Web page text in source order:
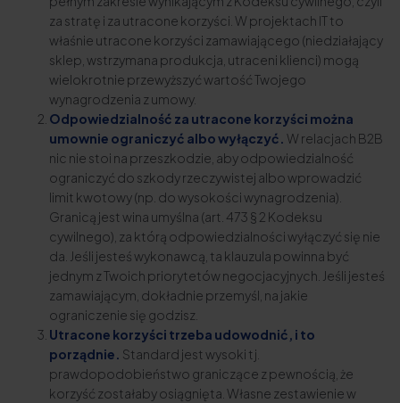
za stratę i za utracone korzyści. W projektach IT to
właśnie utracone korzyści zamawiającego (niedziałający
sklep, wstrzymana produkcja, utraceni klienci) mogą
wielokrotnie przewyższyć wartość Twojego
wynagrodzenia z umowy.
Odpowiedzialność za utracone korzyści można
umownie ograniczyć albo wyłączyć. W relacjach B2B
nic nie stoi na przeszkodzie, aby odpowiedzialność
ograniczyć do szkody rzeczywistej albo wprowadzić
limit kwotowy (np. do wysokości wynagrodzenia).
Granicą jest wina umyślna (art. 473 § 2 Kodeksu
cywilnego), za którą odpowiedzialności wyłączyć się nie
da. Jeśli jesteś wykonawcą, ta klauzula powinna być
jednym z Twoich priorytetów negocjacyjnych. Jeśli jesteś
zamawiającym, dokładnie przemyśl, na jakie
ograniczenie się godzisz.
Utracone korzyści trzeba udowodnić, i to
porządnie. Standard jest wysoki tj.
prawdopodobieństwo graniczące z pewnością, że
korzyść zostałaby osiągnięta. Własne zestawienie w